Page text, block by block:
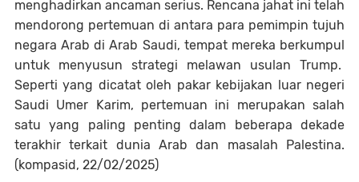
menghadirkan ancaman serius. Rencana jahat ini telah
mendorong pertemuan di antara para pemimpin tujuh
negara Arab di Arab Saudi, tempat mereka berkumpul
untuk menyusun strategi melawan usulan Trump.
Seperti yang dicatat oleh pakar kebijakan luar negeri
Saudi Umer Karim, pertemuan ini merupakan salah
satu yang paling penting dalam beberapa dekade
terakhir terkait dunia Arab dan masalah Palestina.
(kompasid, 22/02/2025)